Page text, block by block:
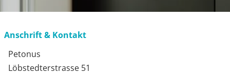
Anschrift & Kontakt
Petonus
Löbstedterstrasse 51